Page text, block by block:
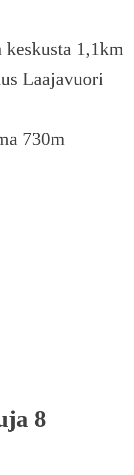
keskusta 1,1km
Laajavuori
730m
8